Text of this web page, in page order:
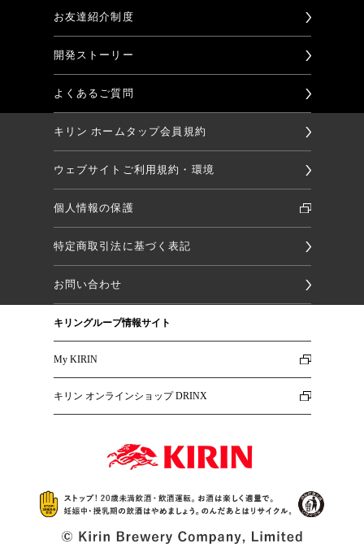
お友達紹介制度
開発ストーリー
よくあるご質問
キリン ホームタップ会員規約
ウェブサイトご利用規約・環境
個人情報の保護
特定商取引法に基づく表記
お問い合わせ
キリングループ情報サイト
My KIRIN
キリン オンラインショップ DRINX